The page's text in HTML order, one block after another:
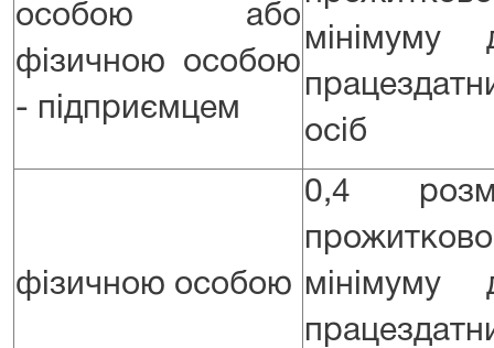
особою або
фізичною особою
- підприємцем
мінімуму
осіб
фізичною особою
0,4
мінімуму